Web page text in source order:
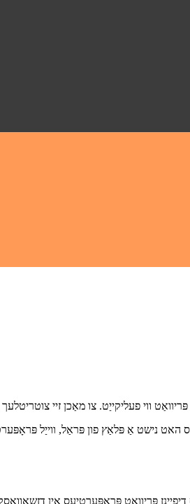
האט נישט אַ פּלאַץ פון פּראַל, ווייַל